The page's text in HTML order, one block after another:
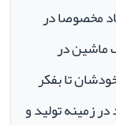
مخصوصا در
ماشین در
تا بفکر
در زمینه تولید و